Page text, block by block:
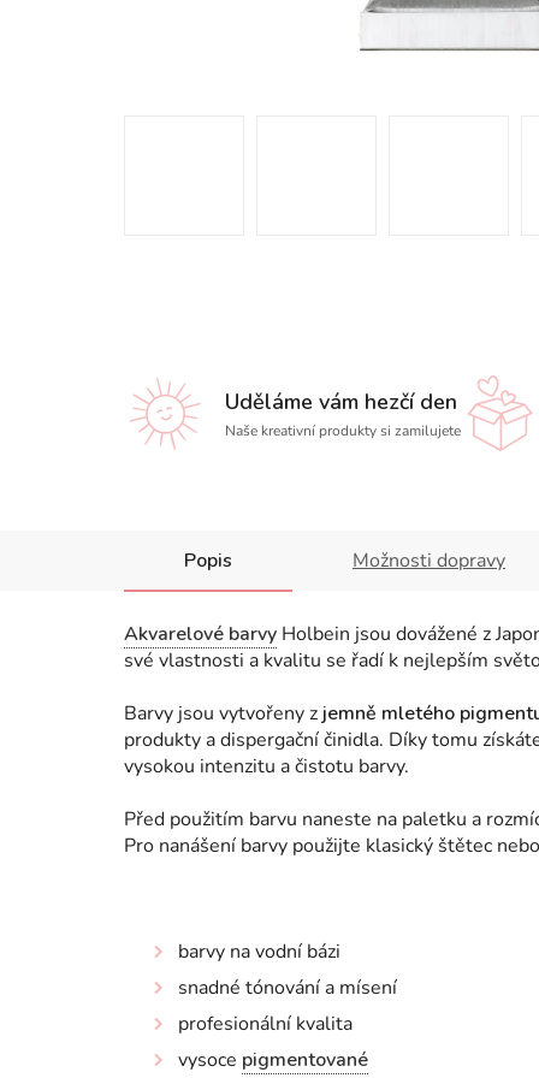
Uděláme vám hezčí den
Naše kreativní produkty si zamilujete
Popis Možnosti dopravy
Akvarelové barvy Holbein jsou dovážené z
své vlastnosti a kvalitu se řadí k nejlepším
Barvy jsou vytvořeny z jemně mletého
produkty a dispergační činidla. Díky tomu
vysokou intenzitu a čistotu barvy.
Před použitím barvu naneste na paletku a
Pro nanášení barvy použijte klasický štětec nebo
barvy na vodní bázi
snadné tónování a mísení
profesionální kvalita
vysoce pigmentované